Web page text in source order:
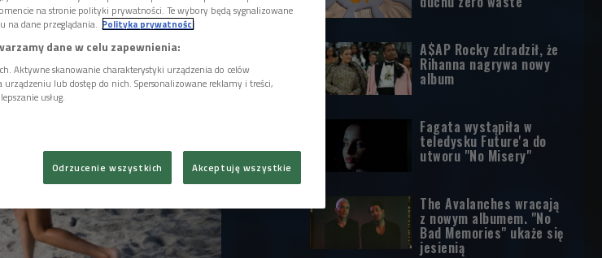
A$AP Rocky zdradził, że
Rihanna nagrywa nowy
album
Fagata wystąpiła w
teledysku Future'a do
utworu "No Misery"
The Avalanches wracają
z nowym albumem. "No
Bad Memories" ukaże się
jesienią
na stronie polityki prywatności. Te wybory będą sygnalizowane
na dane przeglądania. Polityka prywatności
dane w celu zapewnienia:
Aktywne skanowanie charakterystyki urządzenia do celów
lub dostęp do nich. Spersonalizowane reklamy i treści,
usług.
Odrzucenie wszystkich Akceptuję wszystkie